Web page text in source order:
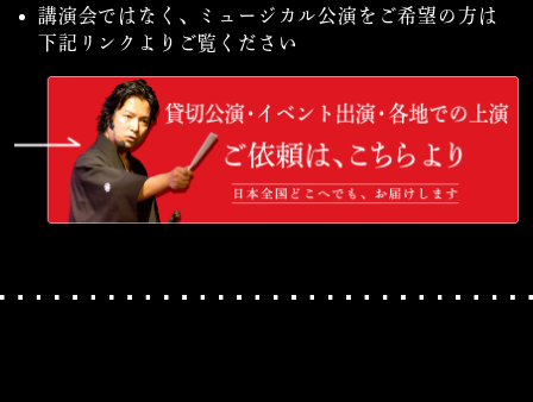
講演会ではなく、ミュージカル公演をご希望の方は
下記リンクよりご覧ください